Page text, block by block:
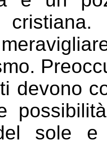
devono
sole e